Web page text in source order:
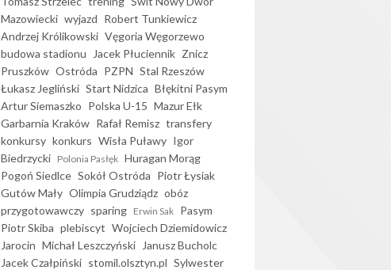
Mazowiecki wyjazd Robert Tunkiewicz
Andrzej Królikowski Vęgoria Węgorzewo
budowa stadionu
Jacek Płuciennik Znicz
Pruszków Ostróda PZPN Stal Rzeszów
Łukasz Jegliński Start Nidzica Błękitni Pasym
Artur Siemaszko Polska U-15 Mazur Ełk
Garbarnia Kraków Rafał Remisz transfery
konkursy konkurs Wisła Puławy Igor
Biedrzycki Polonia Pasłęk Huragan Morąg
Pogoń Siedlce Sokół Ostróda Piotr Łysiak
Gutów Mały Olimpia Grudziądz obóz
przygotowawczy sparing Erwin Sak Pasym
Piotr Skiba plebiscyt Wojciech Dziemidowicz
Jarocin Michał Leszczyński
Janusz Bucholc
Jacek Czałpiński stomil.olsztyn.pl Sylwester